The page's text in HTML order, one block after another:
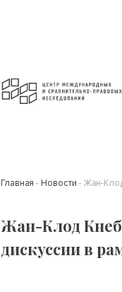
Главная Новости Жан-
Жан-Клод
дискуссии в